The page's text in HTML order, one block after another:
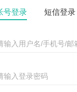
号登录 短信登录